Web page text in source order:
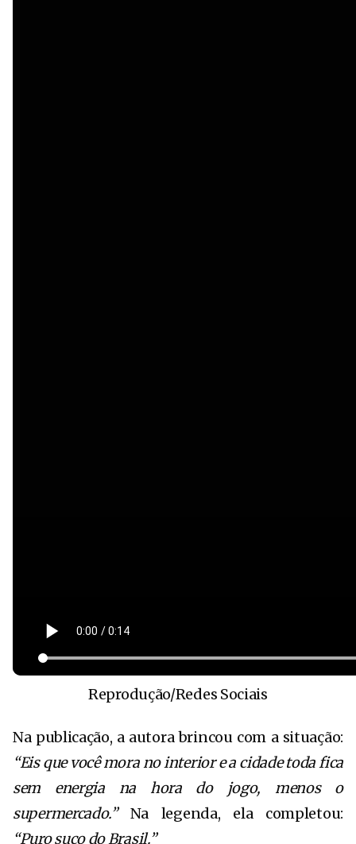
Reprodução/Redes Sociais
Na publicação, a autora brincou com a situação:
“Eis que você mora no interior e a cidade toda fica
sem energia na hora do jogo, menos o
supermercado.”Na legenda, ela completou:
“Puro suco do Brasil.”